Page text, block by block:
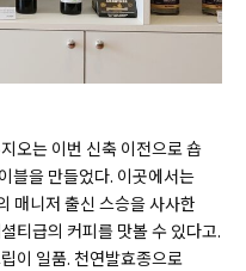
오는 이번 신축 이전으로 숍
블을 만들었다. 이곳에서는
매니저 출신 스승을 사사한
티급의 커피를 맛볼 수 있다고.
이 일품. 천연발효종으로